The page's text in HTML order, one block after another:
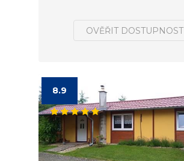
OVĚŘIT DOSTUPNOST
8.9